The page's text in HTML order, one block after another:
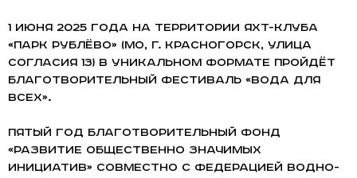
1 июня 2025 года на территории яхт-клуба
«Парк Рублёво» (МО, г. Красногорск, улица
Согласия 13) в уникальном формате пройдёт
благотворительный фестиваль «Вода для
всех».
Пятый год благотворительный фонд
«Развитие общественно значимых
инициатив» совместно с Федерацией водно-